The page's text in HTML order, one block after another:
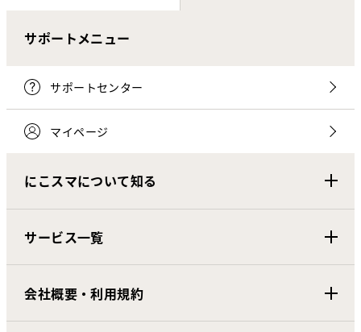
サポートメニュー
サポートセンター
マイページ
にこスマについて知る
サービス一覧
会社概要・利用規約